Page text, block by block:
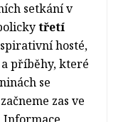
setkání v
třetí
hosté,
příběhy, které
se
zas ve